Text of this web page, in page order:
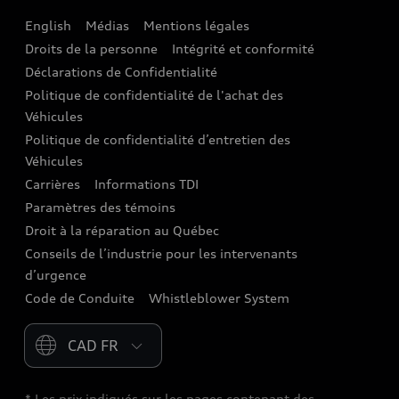
Audi connect
Assistance routière
Audi Care
Centres de carrosserie Audi
Garanties Audi et couverture
English Médias
Mentions légales
Droits de la personne
Intégrité et conformité
Déclarations de Confidentialité
Politique de confidentialité de l'achat des
Véhicules
Politique de confidentialité d’entretien des
Véhicules
Carrières
Informations TDI
Paramètres des témoins
Droit à la réparation au Québec
Conseils de l’industrie pour les intervenants
d’urgence
Code de Conduite
Whistleblower System
Please select country